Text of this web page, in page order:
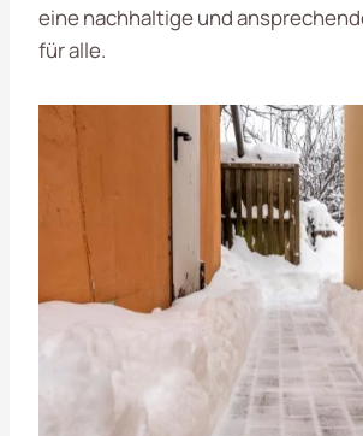
eine nachhaltige und
für alle.